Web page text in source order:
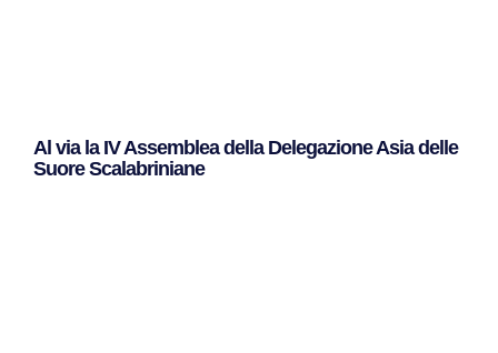
Al via la IV Assemblea della Delegazione Asia delle
Suore Scalabriniane